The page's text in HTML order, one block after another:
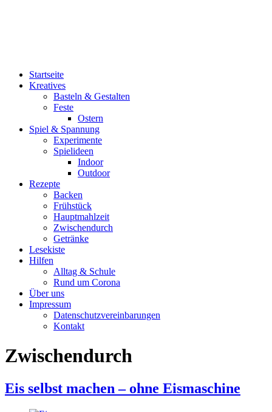
Menü
Startseite
Kreatives
Basteln & Gestalten
Feste
Ostern
Spiel & Spannung
Experimente
Spielideen
Indoor
Outdoor
Rezepte
Backen
Frühstück
Hauptmahlzeit
Zwischendurch
Getränke
Lesekiste
Hilfen
Alltag & Schule
Rund um Corona
Über uns
Impressum
Datenschutzvereinbarungen
Kontakt
Zwischendurch
Eis selbst machen – ohne Eismaschine